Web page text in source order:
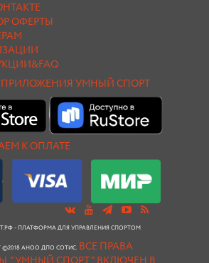
ОФЕРТЫ
УМНЫЙ СПОРТ
К ОПЛАТЕ
- ПЛАТФОРМА ДЛЯ УПРАВЛЕНИЯ СПОРТОМ
©2018 АНОО ДПО СОТИС. ВСЕ ПРАВА